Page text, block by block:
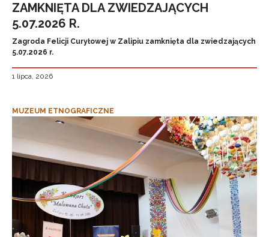
ZAMKNIĘTA DLA ZWIEDZAJĄCYCH
5.07.2026 R.
Zagroda Felicji Curyłowej w Zalipiu zamknięta dla zwiedzających
5.07.2026 r.
1 lipca, 2026
MUZEUM ETNOGRAFICZNE